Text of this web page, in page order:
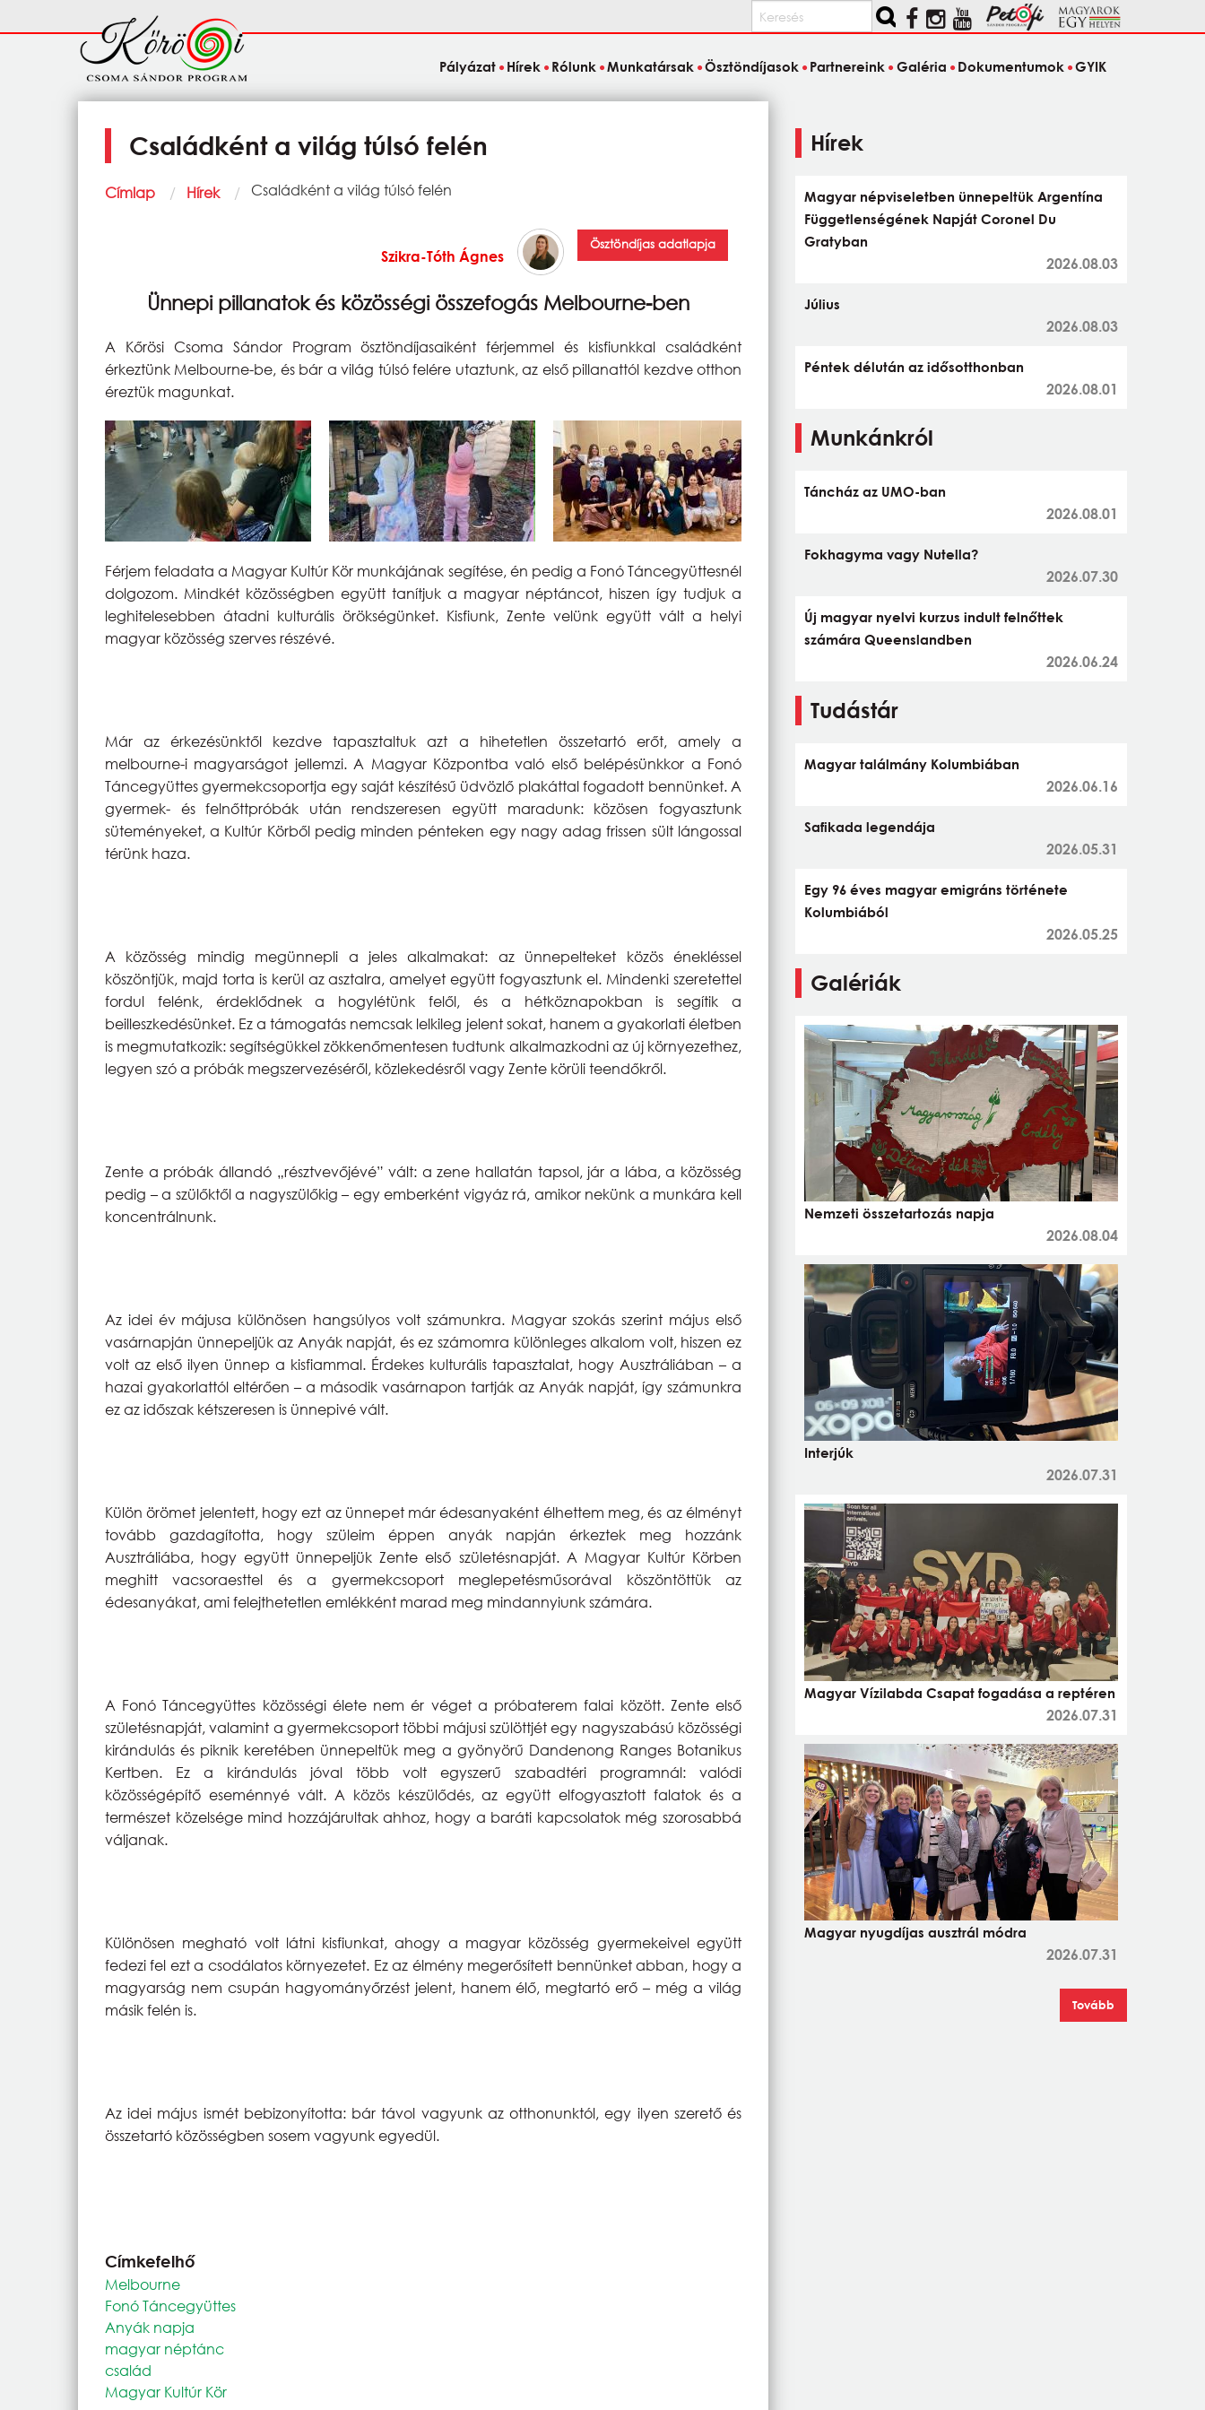
Keresés
Fő
navigáció
Pályázat Hírek Rólunk Munkatársak Ösztöndíjasok Partnereink Galéria Dokumentumok GYIK
Családként a világ túlsó felén
Morzsa
Címlap Hírek Current:
Családként a világ túlsó felén
Szikra-Tóth Ágnes
Ösztöndíjas adatlapja
Ünnepi pillanatok és közösségi összefogás Melbourne-ben
A Kőrösi Csoma Sándor Program ösztöndíjasaiként férjemmel és kisfiunkkal családként
érkeztünk Melbourne-be, és bár a világ túlsó felére utaztunk, az első pillanattól kezdve otthon
éreztük magunkat.
Férjem feladata a Magyar Kultúr Kör munkájának segítése, én pedig a Fonó Táncegyüttesnél
dolgozom. Mindkét közösségben együtt tanítjuk a magyar néptáncot, hiszen így tudjuk a
leghitelesebben átadni kulturális örökségünket. Kisfiunk, Zente velünk együtt vált a helyi
magyar közösség szerves részévé.
Már az érkezésünktől kezdve tapasztaltuk azt a hihetetlen összetartó erőt, amely a
melbourne-i magyarságot jellemzi. A Magyar Központba való első belépésünkkor a Fonó
Táncegyüttes gyermekcsoportja egy saját készítésű üdvözlő plakáttal fogadott bennünket. A
gyermek- és felnőttpróbák után rendszeresen együtt maradunk: közösen fogyasztunk
süteményeket, a Kultúr Körből pedig minden pénteken egy nagy adag frissen sült lángossal
térünk haza.
A közösség mindig megünnepli a jeles alkalmakat: az ünnepelteket közös énekléssel
köszöntjük, majd torta is kerül az asztalra, amelyet együtt fogyasztunk el. Mindenki szeretettel
fordul felénk, érdeklődnek a hogylétünk felől, és a hétköznapokban is segítik a
beilleszkedésünket. Ez a támogatás nemcsak lelkileg jelent sokat, hanem a gyakorlati életben
is megmutatkozik: segítségükkel zökkenőmentesen tudtunk alkalmazkodni az új környezethez,
legyen szó a próbák megszervezéséről, közlekedésről vagy Zente körüli teendőkről.
Zente a próbák állandó „résztvevőjévé” vált: a zene hallatán tapsol, jár a lába, a közösség
pedig – a szülőktől a nagyszülőkig – egy emberként vigyáz rá, amikor nekünk a munkára kell
koncentrálnunk.
Az idei év májusa különösen hangsúlyos volt számunkra. Magyar szokás szerint május első
vasárnapján ünnepeljük az Anyák napját, és ez számomra különleges alkalom volt, hiszen ez
volt az első ilyen ünnep a kisfiammal. Érdekes kulturális tapasztalat, hogy Ausztráliában – a
hazai gyakorlattól eltérően – a második vasárnapon tartják az Anyák napját, így számunkra
ez az időszak kétszeresen is ünnepivé vált.
Külön örömet jelentett, hogy ezt az ünnepet már édesanyaként élhettem meg, és az élményt
tovább gazdagította, hogy szüleim éppen anyák napján érkeztek meg hozzánk
Ausztráliába, hogy együtt ünnepeljük Zente első születésnapját. A Magyar Kultúr Körben
meghitt vacsoraesttel és a gyermekcsoport meglepetésműsorával köszöntöttük az
édesanyákat, ami felejthetetlen emlékként marad meg mindannyiunk számára.
A Fonó Táncegyüttes közösségi élete nem ér véget a próbaterem falai között. Zente első
születésnapját, valamint a gyermekcsoport többi májusi szülöttjét egy nagyszabású közösségi
kirándulás és piknik keretében ünnepeltük meg a gyönyörű Dandenong Ranges Botanikus
Kertben. Ez a kirándulás jóval több volt egyszerű szabadtéri programnál: valódi
közösségépítő eseménnyé vált. A közös készülődés, az együtt elfogyasztott falatok és a
természet közelsége mind hozzájárultak ahhoz, hogy a baráti kapcsolatok még szorosabbá
váljanak.
Különösen megható volt látni kisfiunkat, ahogy a magyar közösség gyermekeivel együtt
fedezi fel ezt a csodálatos környezetet. Ez az élmény megerősített bennünket abban, hogy a
magyarság nem csupán hagyományőrzést jelent, hanem élő, megtartó erő – még a világ
másik felén is.
Az idei május ismét bebizonyította: bár távol vagyunk az otthonunktól, egy ilyen szerető és
összetartó közösségben sosem vagyunk egyedül.
Címkefelhő
Melbourne
Fonó Táncegyüttes
Anyák napja
magyar néptánc
család
Magyar Kultúr Kör
Hírek
Magyar népviseletben ünnepeltük Argentína
Függetlenségének Napját Coronel Du
Gratyban
2026.08.03
Július
2026.08.03
Péntek délután az idősotthonban
2026.08.01
Munkánkról
Táncház az UMO-ban
2026.08.01
Fokhagyma vagy Nutella?
2026.07.30
Új magyar nyelvi kurzus indult felnőttek
számára Queenslandben
2026.06.24
Tudástár
Magyar találmány Kolumbiában
2026.06.16
Safikada legendája
2026.05.31
Egy 96 éves magyar emigráns története
Kolumbiából
2026.05.25
Galériák
Nemzeti összetartozás napja
2026.08.04
Interjúk
2026.07.31
Magyar Vízilabda Csapat fogadása a reptéren
2026.07.31
Magyar nyugdíjas ausztrál módra
2026.07.31
Tovább